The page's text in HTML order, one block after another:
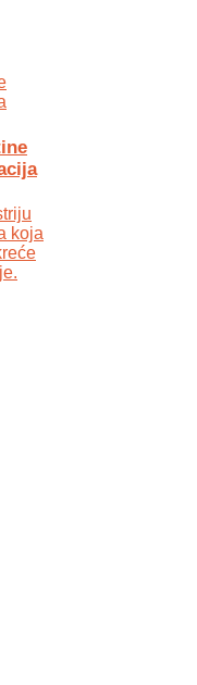
koja